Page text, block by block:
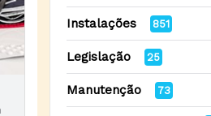
Instalações 851
Legislação 25
Manutenção 73